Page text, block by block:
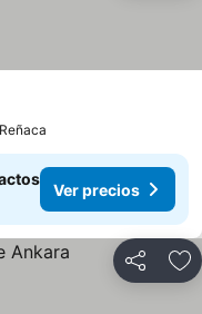
Ver precios
Compartir